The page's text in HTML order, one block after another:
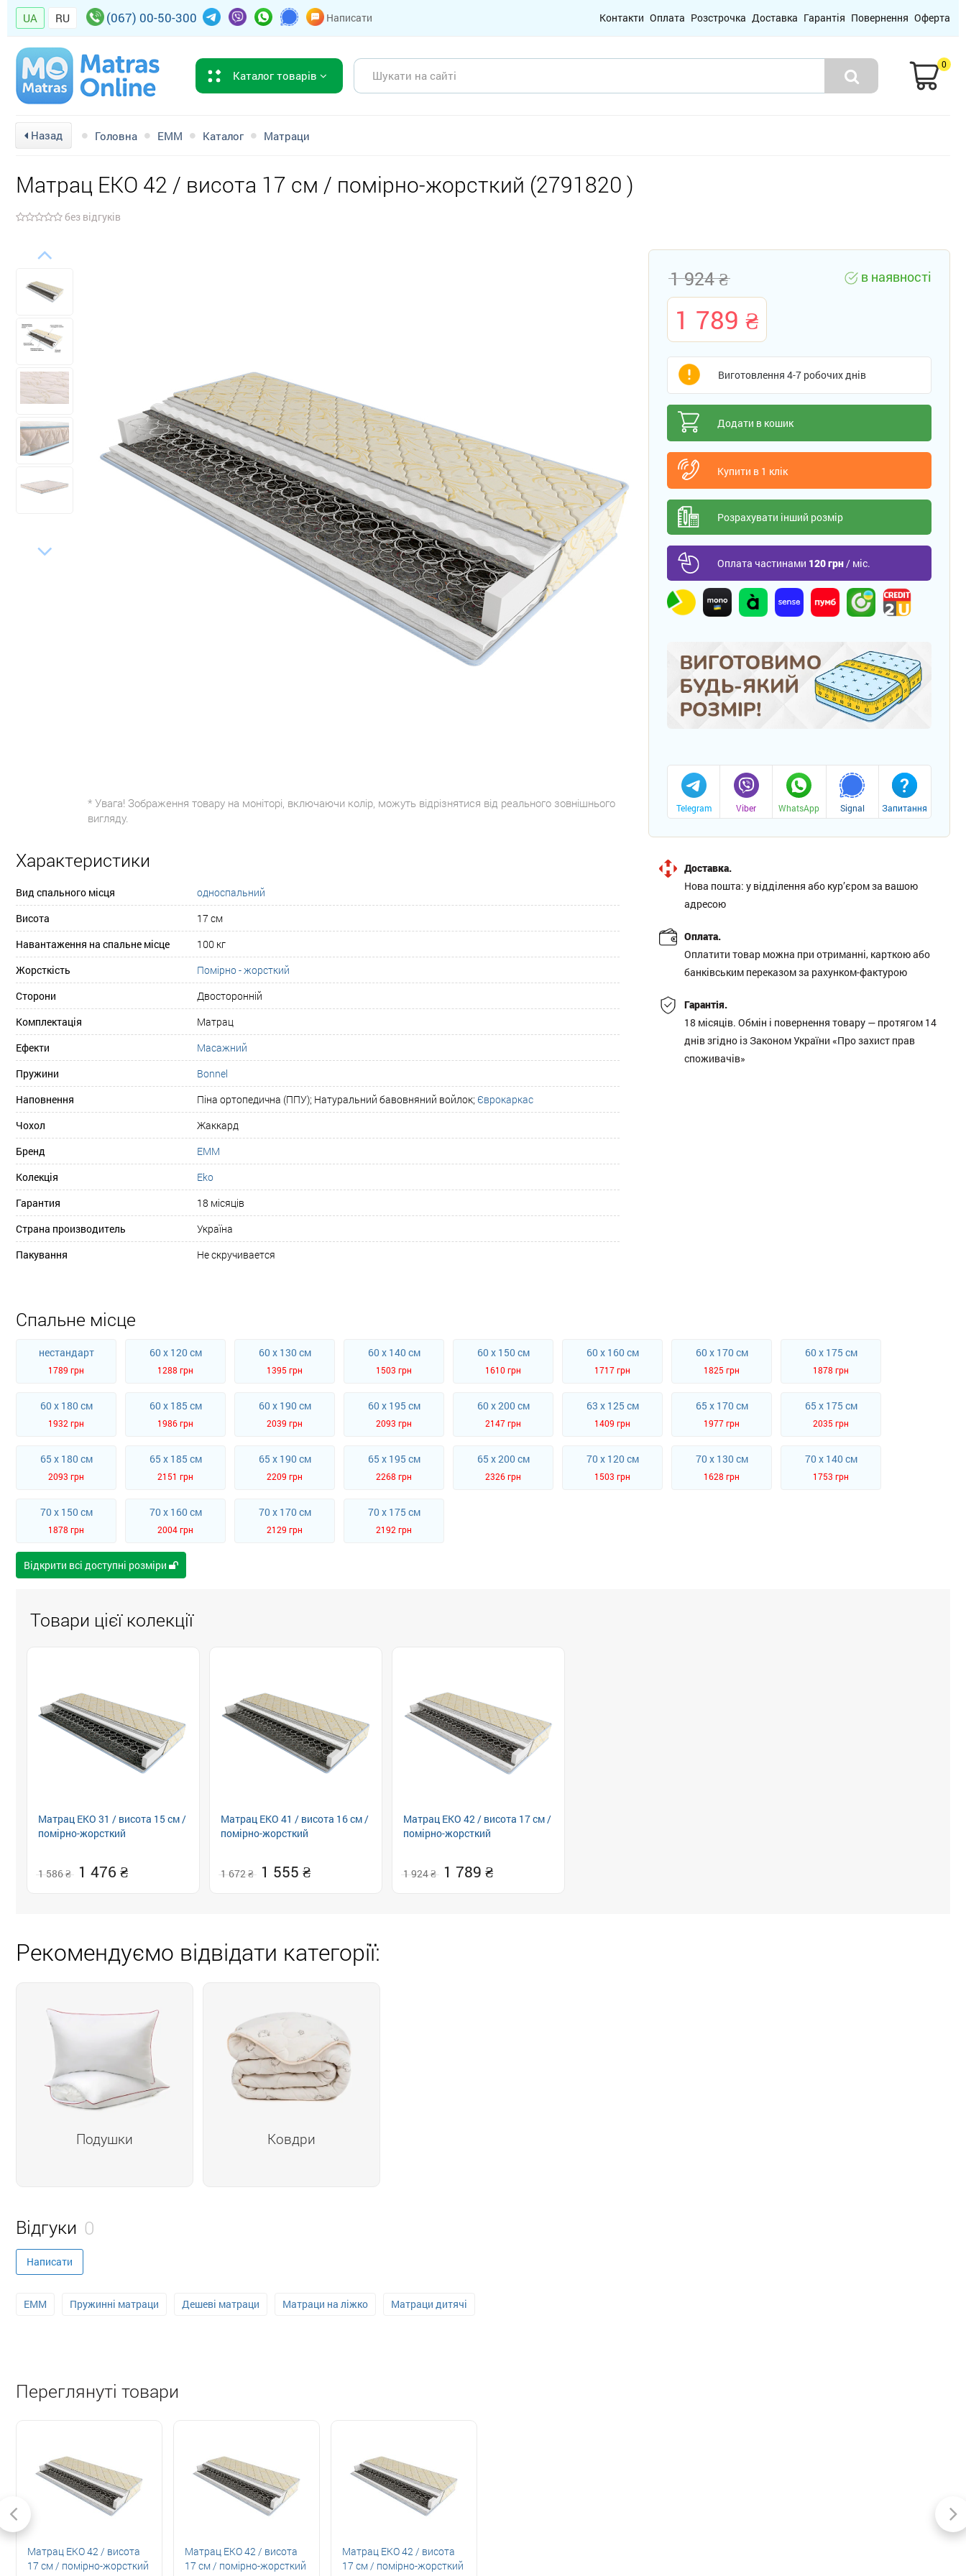
UA RU (067) 00-50-300 Написати Контакти Оплата Розстрочка Доставка Гарантія Повернення Оферта
Каталог товарів
0
Назад Головна EMM Каталог Матраци
Матрац ЕКО 42 / висота 17 см / помірно-жорсткий (2791820 )
без відгуків
* Увага! Зображення товару на моніторі, включаючи колір, можуть відрізнятися від реального зовнішнього
вигляду.
Характеристики
Вид спального місця
односпальний
Висота
17 см
Навантаження на спальне місце
100 кг
Жорсткість
Помірно - жорсткий
Сторони
Двосторонній
Комплектація
Матрац
Ефекти
Масажний
Пружини
Bonnel
Наповнення
Піна ортопедична (ППУ); Натуральний бавовняний войлок; Єврокаркас
Чохол
Жаккард
Бренд
ЕММ
Колекція
Eko
Гарантия
18 місяців
Страна производитель
Україна
Пакування
Не скручивается
1 924
1 789
в наявності
Виготовлення 4-7 робочих днів
Додати в кошик
Купити в 1 клік
Розрахувати інший розмір
Оплата частинами 120 грн/ міс.
Telegram Viber WhatsApp Signal Запитання
Доставка.
Нова пошта: у відділення або кур’єром за вашою
адресою
Оплата.
Оплатити товар можна при отриманні, карткою або
банківським переказом за рахунком-фактурою
Гарантія.
18 місяців. Обмін і повернення товару — протягом 14
днів згідно із Законом України «Про захист прав
споживачів»
Спальне місце
нестандарт
1789 грн
60 x 120 см
1288 грн
60 x 130 см
1395 грн
60 x 140 см
1503 грн
60 x 150 см
1610 грн
60 x 160 см
1717 грн
60 x 170 см
1825 грн
60 x 175 см
1878 грн
60 x 180 см
1932 грн
60 x 185 см
1986 грн
60 x 190 см
2039 грн
60 x 195 см
2093 грн
60 x 200 см
2147 грн
63 x 125 см
1409 грн
65 x 170 см
1977 грн
65 x 175 см
2035 грн
65 x 180 см
2093 грн
65 x 185 см
2151 грн
65 x 190 см
2209 грн
65 x 195 см
2268 грн
65 x 200 см
2326 грн
70 x 120 см
1503 грн
70 x 130 см
1628 грн
70 x 140 см
1753 грн
70 x 150 см
1878 грн
70 x 160 см
2004 грн
70 x 170 см
2129 грн
70 x 175 см
2192 грн
Відкрити всі доступні розміри
Товари цієї колекції
Матрац ЕКО 31 / висота 15 см /
помірно-жорсткий
1 586 1 476
Матрац ЕКО 41 / висота 16 см /
помірно-жорсткий
1 672 1 555
Матрац ЕКО 42 / висота 17 см /
помірно-жорсткий
1 924 1 789
Рекомендуємо відвідати категорії:
Подушки Ковдри
Відгуки 0
Написати
EMM Пружинні матраци Дешеві матраци Матраци на ліжко Матраци дитячі
Переглянуті товари
Матрац ЕКО 42 / висота
17 см / помірно-жорсткий
Матрац ЕКО 42 / висота
17 см / помірно-жорсткий
Матрац ЕКО 42 / висота
17 см / помірно-жорсткий
передзвону
Чекаю дзвінка!